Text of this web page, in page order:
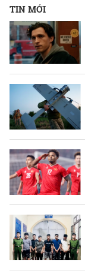
TIN MỚI